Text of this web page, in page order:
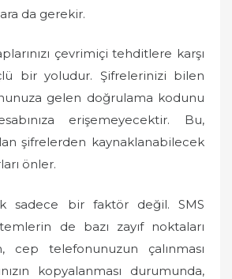
da gerekir.
çevrimiçi tehditlere karşı
bir yoludur. Şifrelerinizi bilen
gelen doğrulama kodunu
erişemeyecektir. Bu,
şifrelerden kaynaklanabilecek
önler.
sadece bir faktör değil. SMS
de bazı zayıf noktaları
cep telefonunuzun çalınması
kopyalanması durumunda,